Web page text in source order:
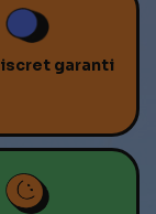
garanti